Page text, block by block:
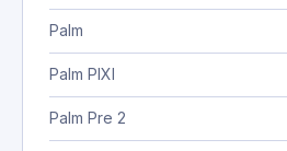
Palm
Palm PIXI
Palm Pre 2